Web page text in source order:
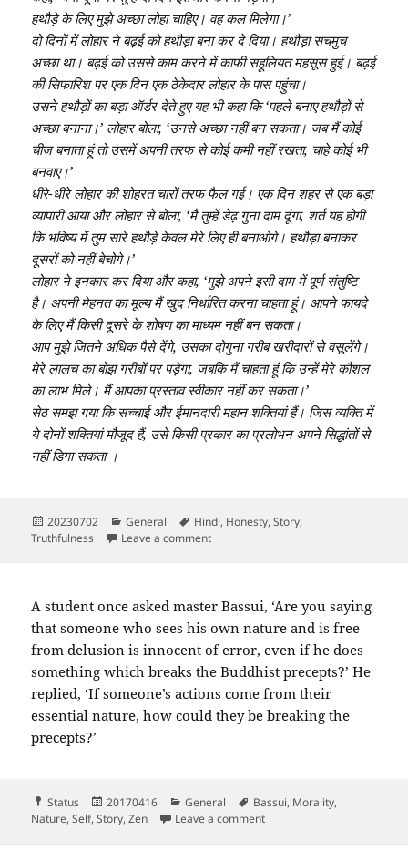
हथौड़े के लिए मुझे अच्छा लोहा चाहिए। वह कल मिलेगा।’
दो दिनों में लोहार ने बढ़ई को हथौड़ा बना कर दे दिया। हथौड़ा सचमुच
अच्छा था। बढ़ई को उससे काम करने में काफी सहूलियत महसूस हुई। बढ़ई
की सिफारिश पर एक दिन एक ठेकेदार लोहार के पास पहुंचा।
उसने हथौड़ों का बड़ा ऑर्डर देते हुए यह भी कहा कि ‘पहले बनाए हथौड़ों से
अच्छा बनाना।’ लोहार बोला, ‘उनसे अच्छा नहीं बन सकता। जब मैं कोई
चीज बनाता हूं तो उसमें अपनी तरफ से कोई कमी नहीं रखता, चाहे कोई भी
बनवाए।’
धीरे-धीरे लोहार की शोहरत चारों तरफ फैल गई। एक दिन शहर से एक बड़ा
व्यापारी आया और लोहार से बोला, ‘मैं तुम्हें डेढ़ गुना दाम दूंगा, शर्त यह होगी
कि भविष्य में तुम सारे हथौड़े केवल मेरे लिए ही बनाओगे। हथौड़ा बनाकर
दूसरों को नहीं बेचोगे।’
लोहार ने इनकार कर दिया और कहा, ‘मुझे अपने इसी दाम में पूर्ण संतुष्टि
है। अपनी मेहनत का मूल्य मैं खुद निर्धारित करना चाहता हूं। आपने फायदे
के लिए मैं किसी दूसरे के शोषण का माध्यम नहीं बन सकता।
आप मुझे जितने अधिक पैसे देंगे, उसका दोगुना गरीब खरीदारों से वसूलेंगे।
मेरे लालच का बोझ गरीबों पर पड़ेगा, जबकि मैं चाहता हूं कि उन्हें मेरे कौशल
का लाभ मिले। मैं आपका प्रस्ताव स्वीकार नहीं कर सकता।’
सेठ समझ गया कि सच्चाई और ईमानदारी महान शक्तियां हैं। जिस व्यक्ति में
ये दोनों शक्तियां मौजूद हैं, उसे किसी प्रकार का प्रलोभन अपने सिद्धांतों से
नहीं डिगा सकता ।
Posted
on
20230702 Categories
General Tags
Hindi, Honesty,Story,
Truthfulness
Leave a commenton सच्चाई और ईमानदारी
A student once asked master Bassui, ‘Are you saying
that someone who sees his own nature and is free
from delusion is innocent of error, even if he does
something which breaks the Buddhist precepts?’ He
replied, ‘If someone’s actions come from their
essential nature, how could they be breaking the
precepts?’
Format
Status
Posted
on
20170416 Categories
General Tags
Bassui, Morality,
Nature,Self,Story,Zen Leave a commenton A student once asked